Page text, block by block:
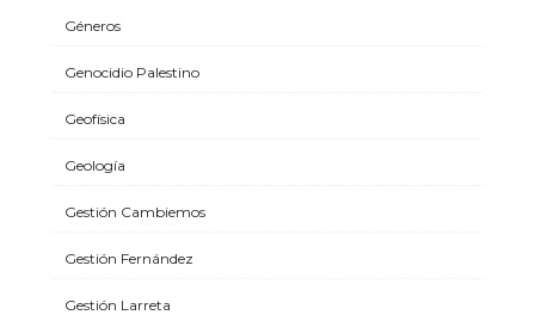
Géneros
Genocidio Palestino
Geofísica
Geología
Gestión Cambiemos
Gestión Fernández
Gestión Larreta